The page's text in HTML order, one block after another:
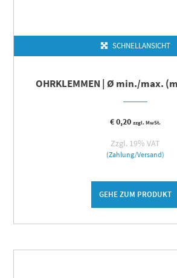
SCHNELLANSICHT
OHRKLEMMEN | Ø min./max.
€0,20 zzgl. MwSt.
Zzgl. 19% VAT
(Zahlung/Versand)
GEHE ZUM PRODUKT